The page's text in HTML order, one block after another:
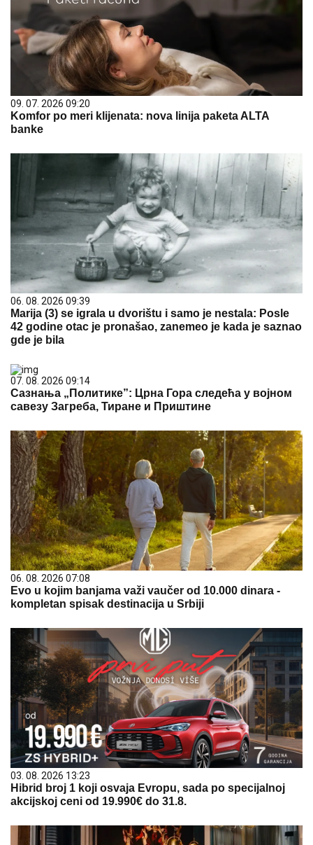
09. 07. 2026 09:20
Komfor po meri klijenata: nova linija paketa ALTA
banke
06. 08. 2026 09:39
Marija (3) se igrala u dvorištu i samo je nestala: Posle
42 godine otac je pronašao, zanemeo je kada je saznao
gde je bila
07. 08. 2026 09:14
Сазнања „Политике”: Црна Гора следећа у војном
савезу Загреба, Тиране и Приштине
06. 08. 2026 07:08
Evo u kojim banjama važi vaučer od 10.000 dinara -
kompletan spisak destinacija u Srbiji
03. 08. 2026 13:23
Hibrid broj 1 koji osvaja Evropu, sada po specijalnoj
akcijskoj ceni od 19.990€ do 31.8.